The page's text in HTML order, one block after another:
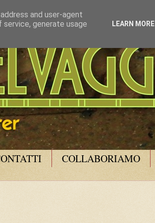
COLLABORIAMO
and user-agent
generate usage
LEARN MORE